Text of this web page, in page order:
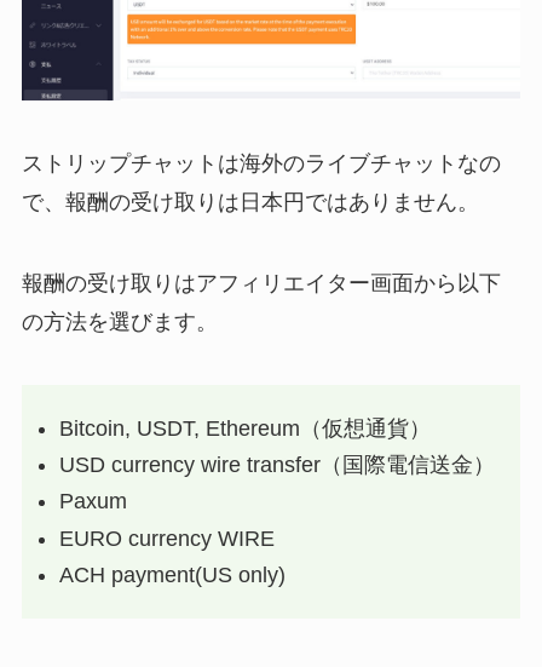
ストリップチャットは海外のライブチャットなの
で、報酬の受け取りは日本円ではありません。
報酬の受け取りはアフィリエイター画面から以下
の方法を選びます。
Bitcoin, USDT, Ethereum（仮想通貨）
USD currency wire transfer（国際電信送金）
Paxum
EURO currency WIRE
ACH payment(US only)